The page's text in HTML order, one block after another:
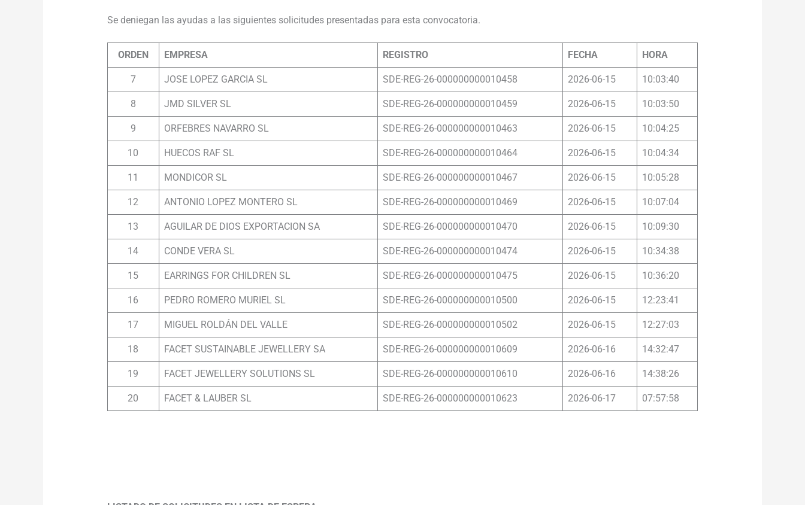
Se deniegan las ayudas a las siguientes solicitudes presentadas para esta convocatoria.
ORDEN EMPRESA REGISTRO FECHA HORA
7 JOSE LOPEZ GARCIA SL SDE-REG-26-000000000010458 2026-06-15 10:03:40
8 JMD SILVER SL SDE-REG-26-000000000010459 2026-06-15 10:03:50
9 ORFEBRES NAVARRO SL SDE-REG-26-000000000010463 2026-06-15 10:04:25
10 HUECOS RAF SL SDE-REG-26-000000000010464 2026-06-15 10:04:34
11 MONDICOR SL SDE-REG-26-000000000010467 2026-06-15 10:05:28
12 ANTONIO LOPEZ MONTERO SL SDE-REG-26-000000000010469 2026-06-15 10:07:04
13 AGUILAR DE DIOS EXPORTACION SA SDE-REG-26-000000000010470 2026-06-15 10:09:30
14 CONDE VERA SL SDE-REG-26-000000000010474 2026-06-15 10:34:38
15 EARRINGS FOR CHILDREN SL SDE-REG-26-000000000010475 2026-06-15 10:36:20
16 PEDRO ROMERO MURIEL SL SDE-REG-26-000000000010500 2026-06-15 12:23:41
17 MIGUEL ROLDÁN DEL VALLE SDE-REG-26-000000000010502 2026-06-15 12:27:03
18 FACET SUSTAINABLE JEWELLERY SA SDE-REG-26-000000000010609 2026-06-16 14:32:47
19 FACET JEWELLERY SOLUTIONS SL SDE-REG-26-000000000010610 2026-06-16 14:38:26
20 FACET & LAUBER SL SDE-REG-26-000000000010623 2026-06-17 07:57:58